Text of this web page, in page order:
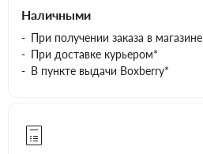
Наличными
При получении заказа в магазине
При доставке курьером*
В пункте выдачи Boxberry*